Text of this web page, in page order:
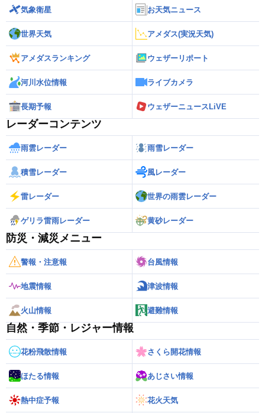
気象衛星 お天気ニュース
世界天気 アメダス(実況天気)
アメダスランキング ウェザーリポート
河川水位情報 ライブカメラ
長期予報 ウェザーニュースLiVE
レーダーコンテンツ
雨雲レーダー 雨雪レーダー
積雪レーダー 風レーダー
雷レーダー 世界の雨雲レーダー
ゲリラ雷雨レーダー 黄砂レーダー
防災・減災メニュー
警報・注意報 台風情報
地震情報 津波情報
火山情報 避難情報
自然・季節・レジャー情報
花粉飛散情報 さくら開花情報
ほたる情報 あじさい情報
熱中症予報 花火天気